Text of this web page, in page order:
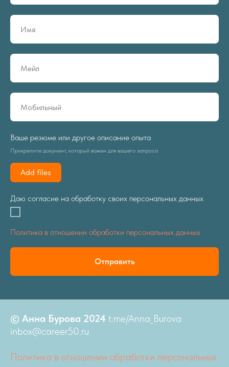
Ваше резюме или другое описание опыта
Прикрепите документ, который важен для вашего запроса
Add files
Даю согласие на обработку своих персональных данных
Политика в отношении обработки персональных данных
Отправить
© Анна Бурова 2024 t.me/Anna_Burova
inbox@career50.ru
Политика в отношении обработки персональных